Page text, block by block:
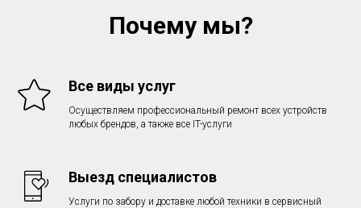
Почему мы?
Все виды услуг
Осуществляем профессиональный ремонт всех устройств
любых брендов, а также все IT-услуги
Выезд специалистов
Услуги по забору и доставке любой техники в сервисный